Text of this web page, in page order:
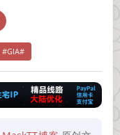
GIA